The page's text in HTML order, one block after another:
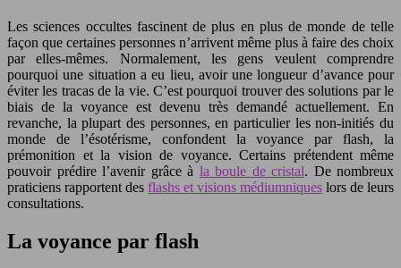
Les sciences occultes fascinent de plus en plus de monde de telle
façon que certaines personnes n’arrivent même plus à faire des choix
par elles-mêmes. Normalement, les gens veulent comprendre
pourquoi une situation a eu lieu, avoir une longueur d’avance pour
éviter les tracas de la vie. C’est pourquoi trouver des solutions par le
biais de la voyance est devenu très demandé actuellement. En
revanche, la plupart des personnes, en particulier les non-initiés du
monde de l’ésotérisme, confondent la voyance par flash, la
prémonition et la vision de voyance. Certains prétendent même
pouvoir prédire l’avenir grâce à la boule de cristal. De nombreux
praticiens rapportent des flashs et visions médiumniques lors de leurs
consultations.
La voyance par flash